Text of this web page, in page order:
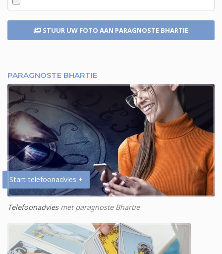
STUUR UW FOTO AAN PARAGNOSTE BHARTIE
PARAGNOSTE BHARTIE
Start telefoonadvies +
Telefoonadviesmet paragnoste Bhartie